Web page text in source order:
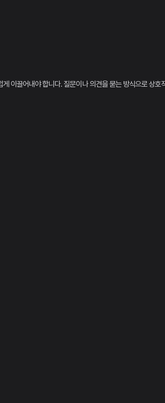
이끌어내야 합니다. 질문이나 의견을 묻는 방식으로 상호